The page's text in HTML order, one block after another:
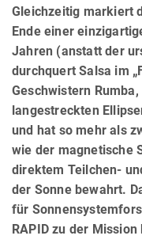
Gleichzeitig markiert
Ende einer
Jahren (anstatt der
durchquert Salsa im
Geschwistern
langestreckten
und hat so mehr als
wie der magnetische
direktem Teilchen-
der Sonne bewahrt.
für
RAPID zu der